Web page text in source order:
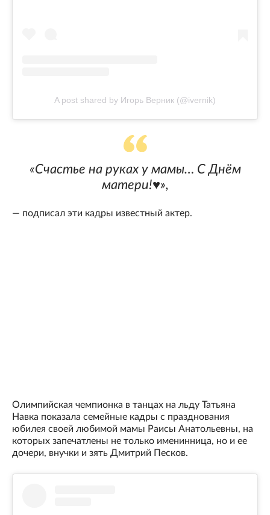
A post shared by Игорь Верник (@ivernik)
«Счастье на руках у мамы… С Днём
матери!♥️»,
— подписал эти кадры известный актер.
Олимпийская чемпионка в танцах на льду Татьяна
Навка показала семейные кадры с празднования
юбилея своей любимой мамы Раисы Анатольевны, на
которых запечатлены не только именинница, но и ее
дочери, внучки и зять Дмитрий Песков.